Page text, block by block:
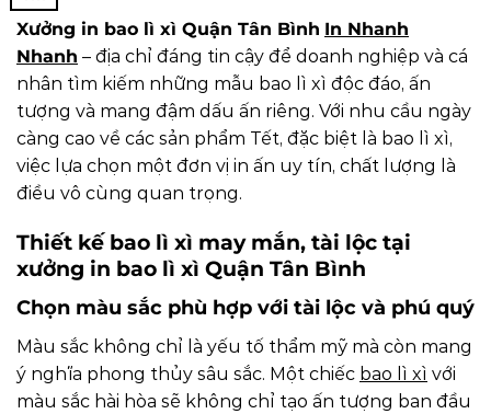
Xưởng in bao lì xì Quận Tân Bình In Nhanh
Nhanh – địa chỉ đáng tin cậy để doanh nghiệp và cá
nhân tìm kiếm những mẫu bao lì xì độc đáo, ấn
tượng và mang đậm dấu ấn riêng. Với nhu cầu ngày
càng cao về các sản phẩm Tết, đặc biệt là bao lì xì,
việc lựa chọn một đơn vị in ấn uy tín, chất lượng là
điều vô cùng quan trọng.
Thiết kế bao lì xì may mắn, tài lộc tại
xưởng in bao lì xì Quận Tân Bình
Chọn màu sắc phù hợp với tài lộc và phú quý
Màu sắc không chỉ là yếu tố thẩm mỹ mà còn mang
ý nghĩa phong thủy sâu sắc. Một chiếc bao lì xì với
màu sắc hài hòa sẽ không chỉ tạo ấn tượng ban đầu